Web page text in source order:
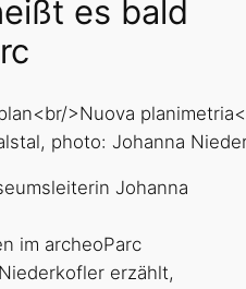
es bald
photo: Johanna
Johanna
im archeoParc
erzählt,